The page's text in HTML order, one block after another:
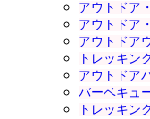
アウトドア
アウトドア
アウトドア
トレッキン
アウトドア
バーベキュ
トレッキン